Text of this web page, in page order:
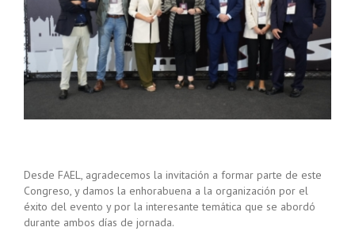
Desde FAEL, agradecemos la invitación a formar parte de este
Congreso, y damos la enhorabuena a la organización por el
éxito del evento y por la interesante temática que se abordó
durante ambos días de jornada.